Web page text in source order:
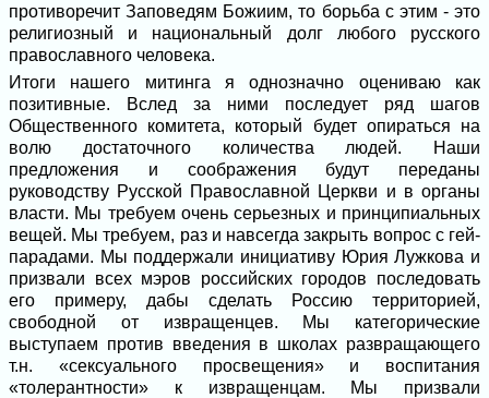
противоречит Заповедям Божиим, то борьба с этим - это
религиозный и национальный долг любого русского
православного человека.
Итоги нашего митинга я однозначно оцениваю как
позитивные. Вслед за ними последует ряд шагов
Общественного комитета, который будет опираться на
волю достаточного количества людей. Наши
предложения и соображения будут переданы
руководству Русской Православной Церкви и в органы
власти. Мы требуем очень серьезных и принципиальных
вещей. Мы требуем, раз и навсегда закрыть вопрос с гей-
парадами. Мы поддержали инициативу Юрия Лужкова и
призвали всех мэров российских городов последовать
его примеру, дабы сделать Россию территорией,
свободной от извращенцев. Мы категорические
выступаем против введения в школах развращающего
т.н. «сексуального просвещения» и воспитания
«толерантности» к извращенцам. Мы призвали